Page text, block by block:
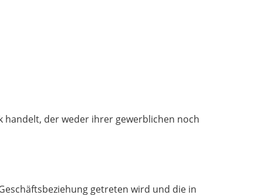
handelt, der weder ihrer gewerblichen noch
getreten wird und die in